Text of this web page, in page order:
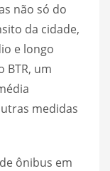
não só do
da cidade,
e longo
BTR, um
medidas
ônibus em